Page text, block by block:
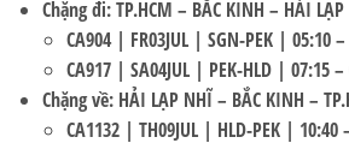
Chặng đi: TP.HCM – BẮC KINH – HẢI
CA904 | FR03JUL | SGN-PEK | 05:10
CA917 | SA04JUL | PEK-HLD | 07:15 –
Chặng về: HẢI LẠP NHĨ – BẮC KINH –
CA1132 | TH09JUL | HLD-PEK | 10:40